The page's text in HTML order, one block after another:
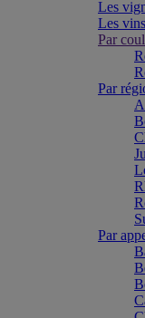
Les
Les
Par
Par
Par